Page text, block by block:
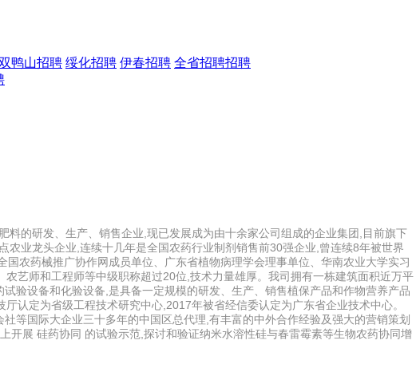
鸭山招聘 绥化招聘 伊春招聘 全省招聘招聘
的研发、生产、销售企业,现已发展成为由十余家公司组成的企业集团,目前旗下
业龙头企业,连续十几年是全国农药行业制剂销售前30强企业,曾连续8年被世界
农药械推广协作网成员单位、广东省植物病理学会理事单位、华南农业大学实习
艺师和工程师等中级职称超过20位,技术力量雄厚。我司拥有一栋建筑面积近万平
验设备和化验设备,是具备一定规模的研发、生产、销售植保产品和作物营养产品
认定为省级工程技术研究中心,2017年被省经信委认定为广东省企业技术中心。
等国际大企业三十多年的中国区总代理,有丰富的中外合作经验及强大的营销策划
展 硅药协同 的试验示范,探讨和验证纳米水溶性硅与春雷霉素等生物农药协同增